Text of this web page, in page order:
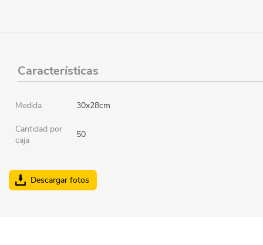
Características
Medida 30x28cm
Cantidad por
caja
50
Descargar fotos